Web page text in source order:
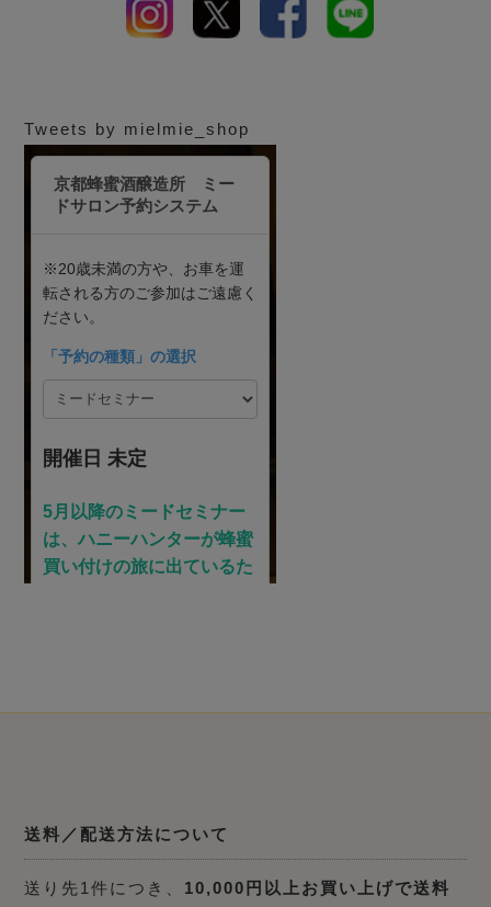
Tweets by mielmie_shop
送料／配送方法について
送り先1件につき、 10,000円以上お買い上げで送料